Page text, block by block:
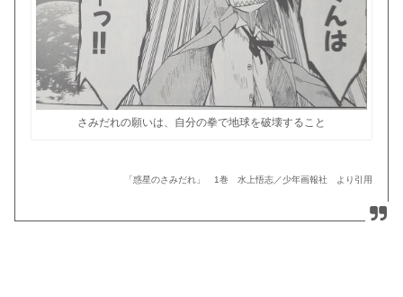
さみだれの願いは、自分の拳で地球を破壊すること
「惑星のさみだれ」 1巻 水上悟志／少年画報社 より引用